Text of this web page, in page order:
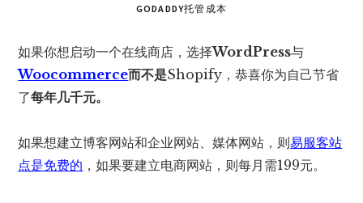
GODADDY托管成本
如果你想启动一个在线商店，选择WordPress与
Woocommerce而不是Shopify，恭喜你为自己节省
了每年几千元。
如果想建立博客网站和企业网站、媒体网站，则易服客站
点是免费的 ，如果要建立电商网站，则每月需199元。